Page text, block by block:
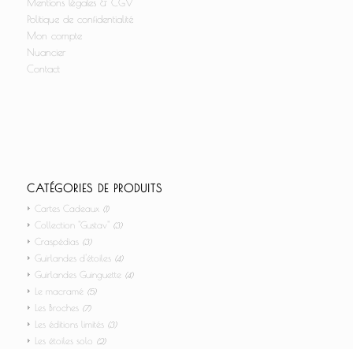
Mentions légales & CGV
Politique de confidentialité
Mon compte
Nuancier
Contact
CATÉGORIES DE PRODUITS
Cartes Cadeaux (1)
Collection "Gustav" (3)
Craspédias (3)
Guirlandes d'étoiles (4)
Guirlandes Guinguette (4)
Le macramé (5)
Les Broches (7)
Les éditions limités (3)
Les étoiles solo (2)